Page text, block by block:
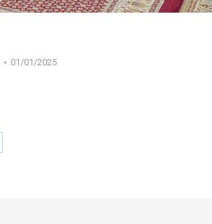
01/01/2025